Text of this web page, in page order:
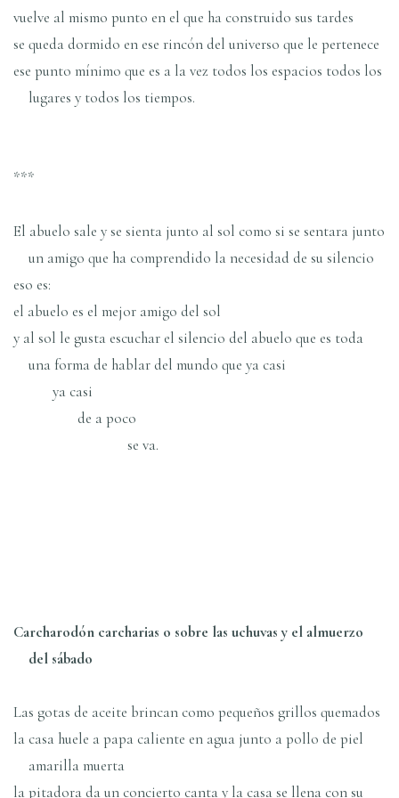
vuelve al mismo punto en el que ha construido sus tardes
se queda dormido en ese rincón del universo que le pertenece
ese punto mínimo que es a la vez todos los espacios todos los
lugares y todos los tiempos.
***
El abuelo sale y se sienta junto al sol como si se sentara junto
un amigo que ha comprendido la necesidad de su silencio
eso es:
el abuelo es el mejor amigo del sol
y al sol le gusta escuchar el silencio del abuelo que es toda
una forma de hablar del mundo que ya casi
ya casi
de a poco
se va.
Carcharodón carcharias o sobre las uchuvas y el almuerzo
del sábado
Las gotas de aceite brincan como pequeños grillos quemados
la casa huele a papa caliente en agua junto a pollo de piel
amarilla muerta
la pitadora da un concierto canta y la casa se llena con su